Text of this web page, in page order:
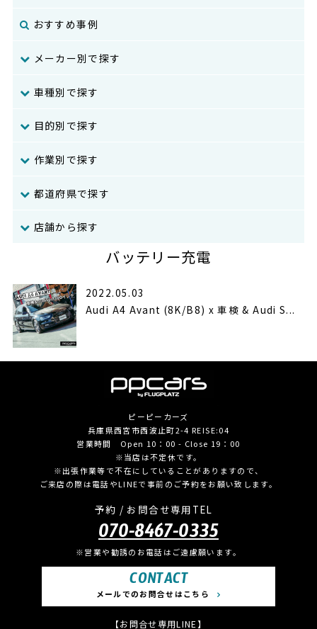
おすすめ事例
メーカー別で探す
車種別で探す
目的別で探す
作業別で探す
都道府県で探す
店舗から探す
バッテリー充電
2022.05.03
Audi A4 Avant (8K/B8) x 車検 & Audi S...
ピーピーカーズ
兵庫県西宮市西波止町2-4 REISE:04
営業時間 Open 10：00 - Close 19：00
※当店は不定休です。
※出張作業等で不在にしていることがありますので、
ご来店の際は電話やLINEで事前のご予約をお願い致します。
予約 / お問合せ専用TEL
070-8467-0335
※営業や勧誘のお電話はご遠慮願います。
CONTACT
メールでのお問合せはこちら
【お問合せ専用LINE】